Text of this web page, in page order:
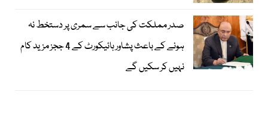
صدر مملکت کی جانب سے سمری پر دستخط نہ
ہونے کے باعث پشاور ہائیکورٹ کے 4 ججز مزید کام
نہیں کر سکیں گے